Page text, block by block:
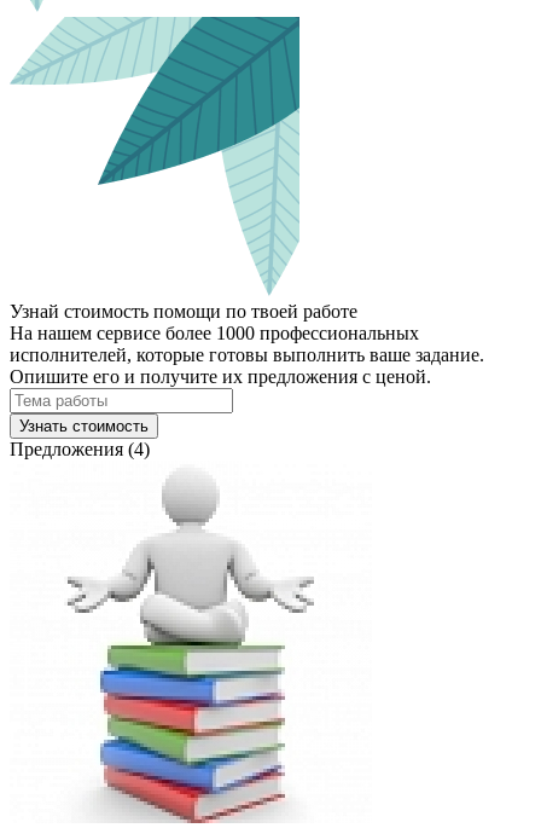
Узнай стоимость помощи по твоей работе
На нашем сервисе более 1000 профессиональных
исполнителей, которые готовы выполнить ваше задание.
Опишите его и получите их предложения с ценой.
Узнать стоимость
Предложения (4)